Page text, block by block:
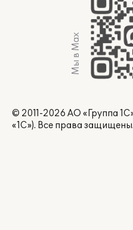
Мы в Max
© 2011-2026 АО «Группа
«1С»). Все права защищены.